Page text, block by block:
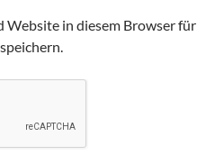
Website in diesem Browser für